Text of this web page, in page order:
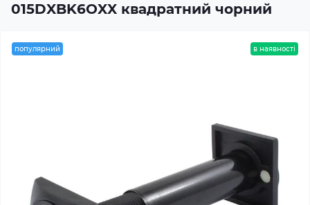
015DXBK6OXX квадратний чорний
популярний в наявності